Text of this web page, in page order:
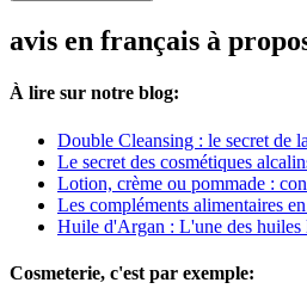
avis en français à
À lire sur notre blog:
Double Cleansing : le secret de
Le secret des cosmétiques
Lotion, crème ou pommade :
Les compléments alimentaires
Huile d'Argan : L'une des huiles
Cosmeterie, c'est par exemple: